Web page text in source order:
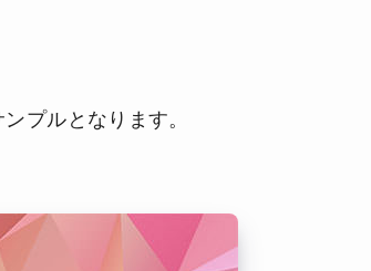
プルとなります。